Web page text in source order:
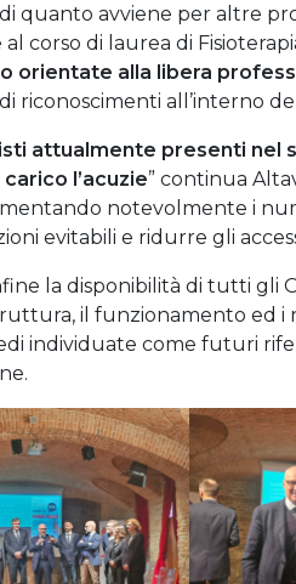
quanto avviene per altre
corso di laurea di
orientate alla libera
riconoscimenti all’interno
attualmente presenti nel
l’acuzie” continua
notevolmente i
evitabili e ridurre gli
la disponibilità di tutti gli
il funzionamento ed i
individuate come futuri